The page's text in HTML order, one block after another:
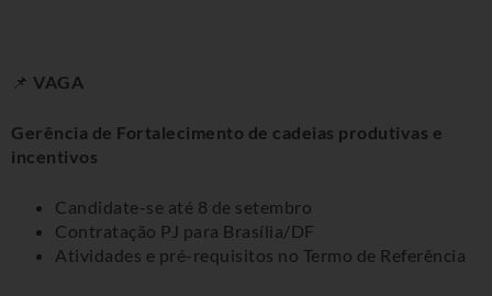
📌 VAGA
Gerência de Fortalecimento de cadeias produtivas e
incentivos
Candidate-se até 8 de setembro
Contratação PJ para Brasília/DF
Atividades e pré-requisitos no Termo de Referência